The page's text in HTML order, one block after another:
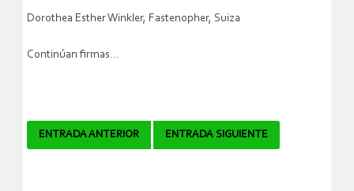
Dorothea Esther Winkler, Fastenopher, Suiza
Continúan firmas…
Navegador
ENTRADA ANTERIOR ENTRADA SIGUIENTE